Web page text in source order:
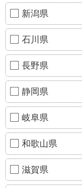
新潟県
石川県
長野県
静岡県
岐阜県
和歌山県
滋賀県